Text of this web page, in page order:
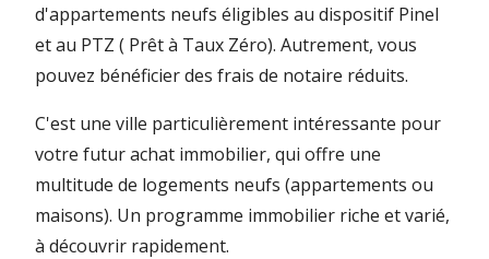
d'appartements neufs éligibles au dispositif Pinel
et au PTZ ( Prêt à Taux Zéro). Autrement, vous
pouvez bénéficier des frais de notaire réduits.
C'est une ville particulièrement intéressante pour
votre futur achat immobilier, qui offre une
multitude de logements neufs (appartements ou
maisons). Un programme immobilier riche et varié,
à découvrir rapidement.